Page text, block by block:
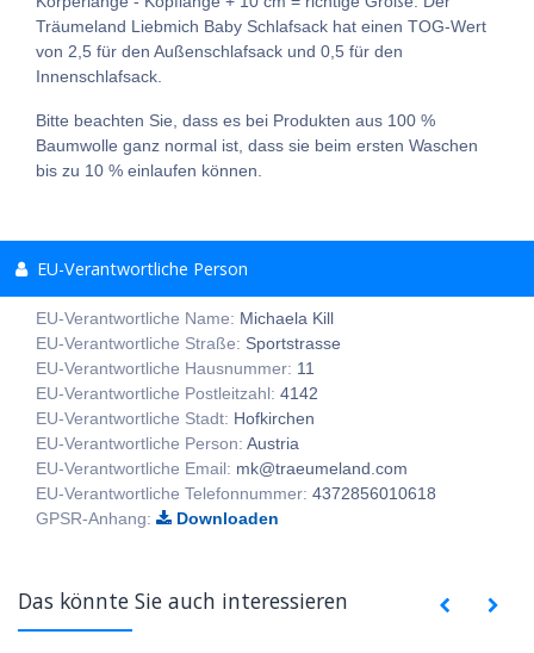
Träumeland Liebmich Baby Schlafsack hat einen TOG-Wert
von 2,5 für den Außenschlafsack und 0,5 für den
Innenschlafsack.
Bitte beachten Sie, dass es bei Produkten aus 100 %
Baumwolle ganz normal ist, dass sie beim ersten Waschen
bis zu 10 % einlaufen können.
EU-Verantwortliche Person
EU-Verantwortliche Name: Michaela Kill
EU-Verantwortliche Straße: Sportstrasse
EU-Verantwortliche Hausnummer: 11
EU-Verantwortliche Postleitzahl: 4142
EU-Verantwortliche Stadt: Hofkirchen
EU-Verantwortliche Person: Austria
EU-Verantwortliche Email: mk@traeumeland.com
EU-Verantwortliche Telefonnummer: 4372856010618
GPSR-Anhang:
Downloaden
Das könnte Sie auch interessieren